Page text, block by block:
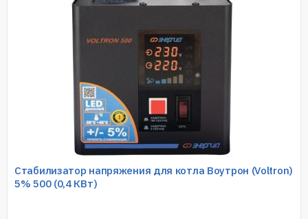
Стабилизатор напряжения для котла Воутрон (Voltron)
5% 500 (0,4 КВт)